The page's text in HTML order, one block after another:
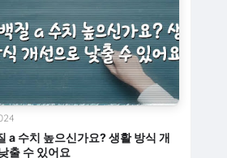
a 수치 높으신가요? 생활 방식 개
출 수 있어요